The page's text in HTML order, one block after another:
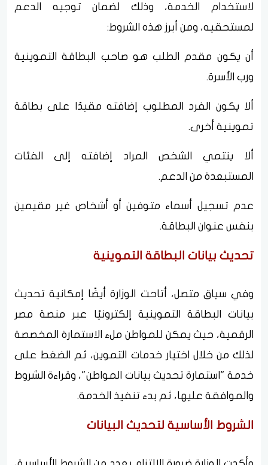
لاستخدام الخدمة، وذلك لضمان توجيه الدعم
لمستحقيه، ومن أبرز هذه الشروط:
أن يكون مقدم الطلب هو صاحب البطاقة التموينية
ورب الأسرة.
ألا يكون الفرد المطلوب إضافته مقيدًا على بطاقة
تموينية أخرى.
ألا ينتمي الشخص المراد إضافته إلى الفئات
المستبعدة من الدعم.
عدم تسجيل أسماء متوفين أو أشخاص غير مقيمين
بنفس عنوان البطاقة.
تحديث بيانات البطاقة التموينية
وفي سياق متصل، أتاحت الوزارة أيضًا إمكانية تحديث
بيانات البطاقة التموينية إلكترونيًا عبر منصة مصر
الرقمية، حيث يمكن للمواطن ملء الاستمارة المخصصة
لذلك من خلال اختيار خدمات التموين، ثم الضغط على
خدمة "استمارة تحديث بيانات المواطن"، وقراءة الشروط
والموافقة عليها، ثم بدء تنفيذ الخدمة.
الشروط الأساسية لتحديث البيانات